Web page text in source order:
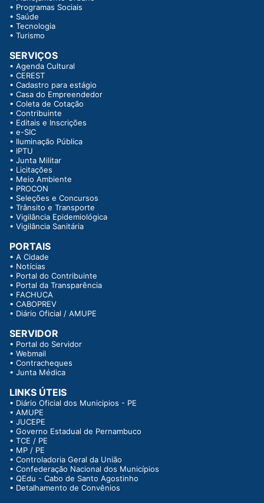
• Programas Sociais
• Saúde
• Tecnologia
• Turismo
SERVIÇOS
• Agenda Cultural
• CEREST
• Cadastro para estágio
• Casa do Empreendedor
• Coleta de Cotação
• Contribuinte
• Editais e Inscrições
• e-SIC
• Iluminação Pública
• IPTU
• Junta Militar
• Licitações
• Meio Ambiente
• PROCON
• Seleções e Concursos
• Trânsito e Transporte
• Vigilância Epidemiológica
• Vigilância Sanitária
PORTAIS
• A Cidade
• Notícias
• Portal do Contribuinte
• Portal da Transparência
• FACHUCA
• CABOPREV
• Diário Oficial / AMUPE
SERVIDOR
• Portal do Servidor
• Webmail
• Contracheques
• Junta Médica
LINKS ÚTEIS
• Diário Oficial dos Municipios - PE
• AMUPE
• JUCEPE
• Governo Estadual de Pernambuco
• TCE / PE
• MP / PE
• Controladoria Geral da União
• Confederação Nacional dos Municípios
• QEdu - Cabo de Santo Agostinho
• Detalhamento de Convênios